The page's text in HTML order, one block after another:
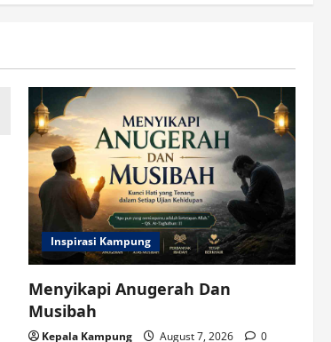
Inspirasi Kampung
Menyikapi Anugerah Dan
Musibah
Kepala Kampung August 7, 2026 0